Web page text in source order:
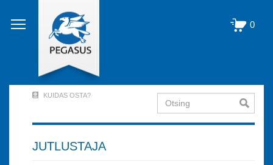
edasi
põhisisu
0
Account
Menu
KUIDAS OSTA? Otsing
JUTLUSTAJA